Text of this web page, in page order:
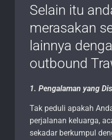
Selain itu
merasakan
lainnya
outbound
1. Pengalaman yang
Tak peduli apakah
perjalanan keluarga,
sekadar berkumpul